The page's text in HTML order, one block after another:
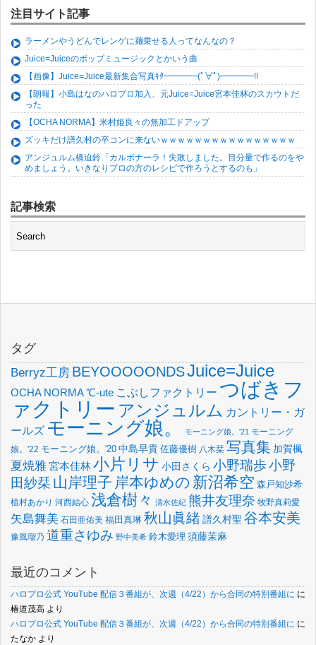
注目サイト記事
ラーメンやうどんでレンゲに麺乗せる人ってなんなの？
Juice=Juiceのポップミュージックとかいう曲
【画像】Juice=Juice最新集合写真ｷﾀ━━━━(ﾟ∀ﾟ)━━━━!!
【朗報】小島はなのハロプロ加入、元Juice=Juice宮本佳林のスカウトだ
った
【OCHA NORMA】米村姫良々の無加工ドアップ
ズッキだけ譜久村の卒コンに来ないｗｗｗｗｗｗｗｗｗｗｗｗｗｗｗｗ
アンジュルム橋迫鈴「カルボナーラ！失敗しました。目分量で作るのをや
めましょう。いきなりプロの方のレシピで作ろうとするのも」
記事検索
タグ
Berryz工房 BEYOOOOONDSJuice=Juice
OCHA NORMA℃-ute こぶしファクトリー つばきフ
ァクトリー アンジュルム カントリー・ガ
ールズ モーニング娘。 モーニング娘。'21 モーニング
娘。'22 モーニング娘。'20 中島早貴 佐藤優樹 八木栞 写真集 加賀楓
夏焼雅宮本佳林小片リサ 小田さくら 小野瑞歩小野
田紗栞 山岸理子 岸本ゆめの 新沼希空 森戸知沙希
植村あかり 河西結心 浅倉樹々 清水佐紀 熊井友理奈 牧野真莉愛
矢島舞美 石田亜佑美 福田真琳 秋山眞緒譜久村聖 谷本安美
豫風瑠乃 道重さゆみ 野中美希 鈴木愛理 須藤茉麻
最近のコメント
ハロプロ公式 YouTube 配信３番組が、次週（4/22）から合同の特別番組に に
椿道茂高 より
ハロプロ公式 YouTube 配信３番組が、次週（4/22）から合同の特別番組に に
たなか より